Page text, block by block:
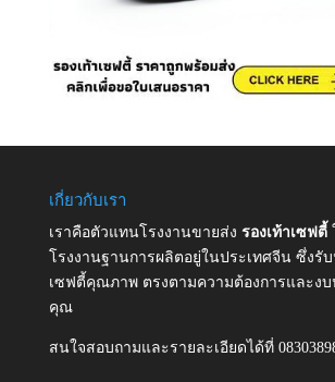
เกี่ยวกับเรา
เราคือตัวแทนโรงงานขายส่ง รองเท้าเซฟตี้
โรงงานฐานการผลิตอยู่ในประเทศจีน ซึ่งรับ
เซฟตี้คุณภาพ ตรงตามความต้องการและง
คุณ
สนใจสอบถามและรายละเอียดได้ที่